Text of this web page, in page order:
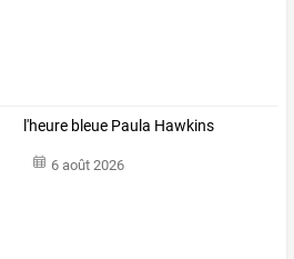
l'heure bleue Paula Hawkins
6 août 2026